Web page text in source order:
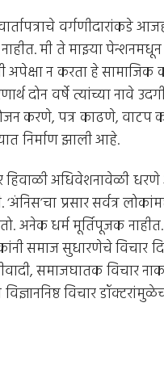
वर्गणीदारांकडे
मी ते माझ्या
अपेक्षा न करता हे सामाजिक
दोन वर्षे त्यांच्या नावे
करणे, पत्र काढणे, वाटप
निर्माण झाली आहे.
हिवाळी अधिवेशनावेळी
प्रसार सर्वत्र
अनेक धर्म मूर्तिपूजक
समाज सुधारणेचे विचार
समाजघातक विचार
विचार